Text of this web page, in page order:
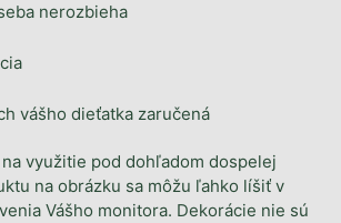
nerozbieha
vášho dieťatka zaručená
využitie pod dohľadom dospelej
na obrázku sa môžu ľahko líšiť v
Vášho monitora. Dekorácie nie sú